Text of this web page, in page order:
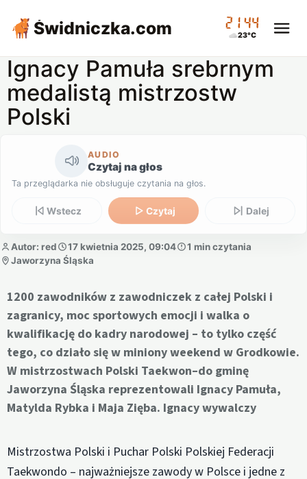
Świdniczka.com 21:44
23°C
Ignacy Pamuła srebrnym
medalistą mistrzostw
Polski
AUDIO
Czytaj na głos
Ta przeglądarka nie obsługuje czytania na głos.
Wstecz Czytaj Dalej
Autor: red 17 kwietnia 2025, 09:04
1 min czytania
Jaworzyna Śląska
1200 zawodników z zawodniczek z całej Polski i
zagranicy, moc sportowych emocji i walka o
kwalifikację do kadry narodowej – to tylko część
tego, co działo się w miniony weekend w Grodkowie.
W mistrzostwach Polski Taekwon–do gminę
Jaworzyna Śląska reprezentowali Ignacy Pamuła,
Matylda Rybka i Maja Zięba. Ignacy wywalczy
Mistrzostwa Polski i Puchar Polski Polskiej Federacji
Taekwondo – najważniejsze zawody w Polsce i jedne z